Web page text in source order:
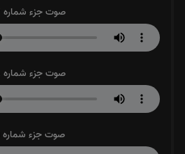
صوت جزء شماره 17
صوت جزء شماره 18
صوت جزء شماره 19